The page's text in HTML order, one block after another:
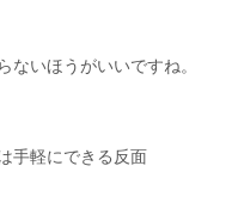
ないほうがいいですね。
手軽にできる反面